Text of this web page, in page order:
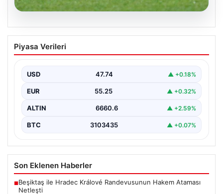
08.08.2026
Bugün hangi maçlar var? 08 Ağustos
Cumartesi 2026 günün maç programı,
Piyasa Verileri
USD 47.74 ▲ +0.18%
EUR 55.25 ▲ +0.32%
ALTIN 6660.6 ▲ +2.59%
BTC 3103435 ▲ +0.07%
Son Eklenen Haberler
■Beşiktaş ile Hradec Králové Randevusunun Hakem Ataması
Netleşti